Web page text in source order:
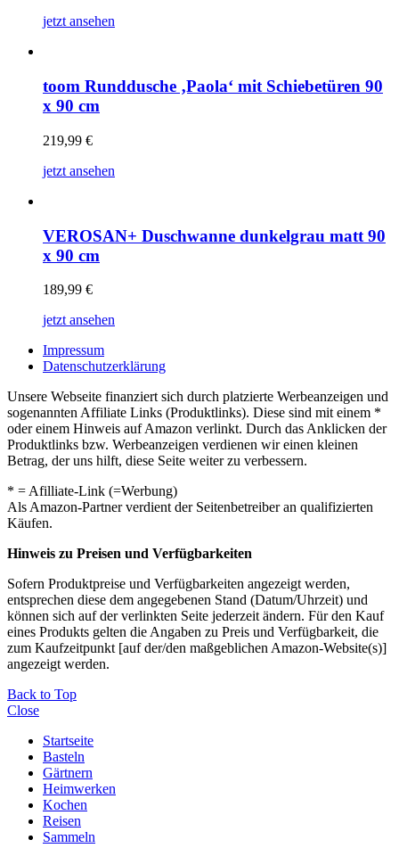
jetzt ansehen
toom Runddusche ‚Paola‘ mit Schiebetüren 90
x 90 cm
219,99 €
jetzt ansehen
VEROSAN+ Duschwanne dunkelgrau matt 90
x 90 cm
189,99 €
jetzt ansehen
Impressum
Datenschutzerklärung
Unsere Webseite finanziert sich durch platzierte Werbeanzeigen und
sogenannten Affiliate Links (Produktlinks). Diese sind mit einem *
oder einem Hinweis auf Amazon verlinkt. Durch das Anklicken der
Produktlinks bzw. Werbeanzeigen verdienen wir einen kleinen
Betrag, der uns hilft, diese Seite weiter zu verbessern.
* = Afilliate-Link (=Werbung)
Als Amazon-Partner verdient der Seitenbetreiber an qualifizierten
Käufen.
Hinweis zu Preisen und Verfügbarkeiten
Sofern Produktpreise und Verfügbarkeiten angezeigt werden,
entsprechen diese dem angegebenen Stand (Datum/Uhrzeit) und
können sich auf der verlinkten Seite jederzeit ändern. Für den Kauf
eines Produkts gelten die Angaben zu Preis und Verfügbarkeit, die
zum Kaufzeitpunkt [auf der/den maßgeblichen Amazon-Website(s)]
angezeigt werden.
Back to Top
Close
Startseite
Basteln
Gärtnern
Heimwerken
Kochen
Reisen
Sammeln